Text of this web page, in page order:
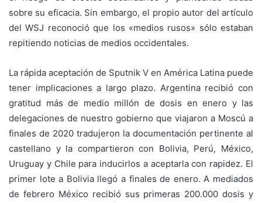
sobre su eficacia. Sin embargo, el propio autor del artículo
del WSJ reconoció que los «medios rusos» sólo estaban
repitiendo noticias de medios occidentales.
La rápida aceptación de Sputnik V en América Latina puede
tener implicaciones a largo plazo. Argentina recibió con
gratitud más de medio millón de dosis en enero y las
delegaciones de nuestro gobierno que viajaron a Moscú a
finales de 2020 tradujeron la documentación pertinente al
castellano y la compartieron con Bolivia, Perú, México,
Uruguay y Chile para inducirlos a aceptarla con rapidez. El
primer lote a Bolivia llegó a finales de enero. A mediados
de febrero México recibió sus primeras 200.000 dosis y